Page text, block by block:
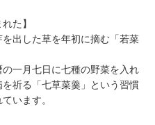
た】
出した草を年初に摘む「若菜
一月七日に七種の野菜を入れ
祈る「七草菜羹」という習慣
います。